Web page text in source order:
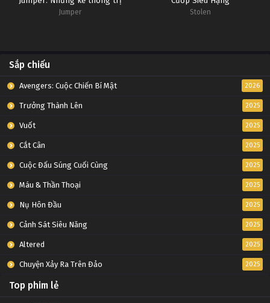
Tập 23
Thôn Tính Bầu Trời Tập 21
Tập 21
Thôn Tính Bầu Trời Tập 19
Thôn Tính Bầu Trời Tập 18
Tập 17
Jumper Stolen
Sắp chiếu
Avengers: Cuộc Chiến Bí Mật 2026
Trưởng Thành Lên 2025
Vuốt 2025
Cắt Cân 2025
Cuộc Đấu Súng Cuối Cùng 2025
Máu & Thần Thoại 2025
Nụ Hôn Đầu 2025
Cảnh Sát Siêu Năng 2025
Altered 2025
Chuyện Xảy Ra Trên Đảo 2025
Top phim lẻ